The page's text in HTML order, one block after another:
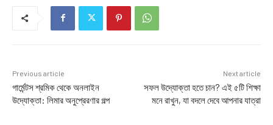
Previous article
গার্মেন্টস শ্রমিক থেকে অনলাইন
উদ্যোক্তা: লিমার অনুপ্রেরণার গল্প
Next article
সফল উদ্যোক্তা হতে চান? এই ৫টি শিক্ষা
মনে রাখুন, যা বদলে দেবে আপনার যাত্রা